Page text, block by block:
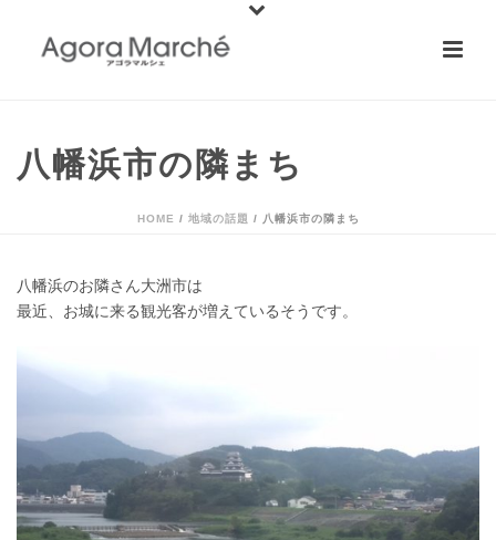
八幡浜市の隣まち
HOME / 地域の話題 / 八幡浜市の隣まち
八幡浜のお隣さん大洲市は
最近、お城に来る観光客が増えているそうです。